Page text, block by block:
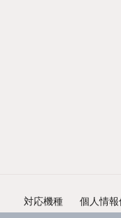
対応機種 個人情